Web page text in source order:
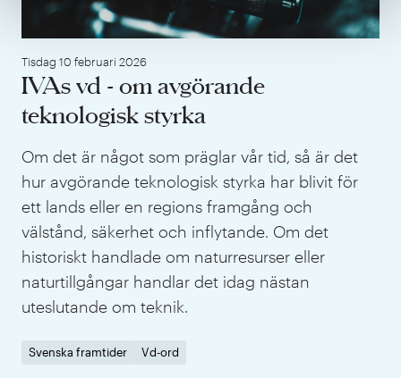
Tisdag 10 februari 2026
IVAs vd - om avgörande
teknologisk styrka
Om det är något som präglar vår tid, så är det
hur avgörande teknologisk styrka har blivit för
ett lands eller en regions framgång och
välstånd, säkerhet och inflytande. Om det
historiskt handlade om naturresurser eller
naturtillgångar handlar det idag nästan
uteslutande om teknik.
Svenska framtider Vd-ord